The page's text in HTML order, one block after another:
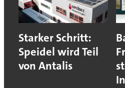
Starker Schritt:
Speidel wird Teil
von Antalis